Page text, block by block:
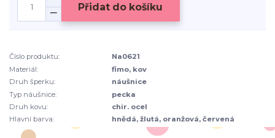
Přidat do košíku
Číslo produktu:
Na0621
Materiál:
fimo, kov
Druh šperku:
náušnice
Typ náušnice:
pecka
Druh kovu:
chir. ocel
Hlavní barva:
hnědá, žlutá, oranžová, červená